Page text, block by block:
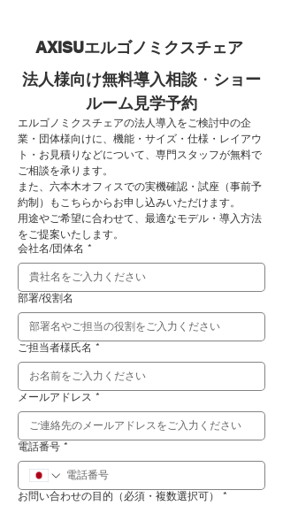
法人様向け無料導入相談 ・ ショー
ルーム見学予約
エルゴノミクスチェアの法人導入をご検討中の企
業・団体様向けに、機能・サイズ・仕様・レイアウ
ト・お見積りなどについて、専門スタッフが無料で
ご相談を承ります。
また、六本木オフィスでの実機確認・試座（事前予
約制）もこちらからお申し込みいただけます。
用途やご希望に合わせて、最適なモデル・導入方法
をご提案いたします。
会社名/団体名 *
部署/役割名
ご担当者様氏名 *
メールアドレス *
電話番号 *
お問い合わせの目的（必須・複数選択可）
*